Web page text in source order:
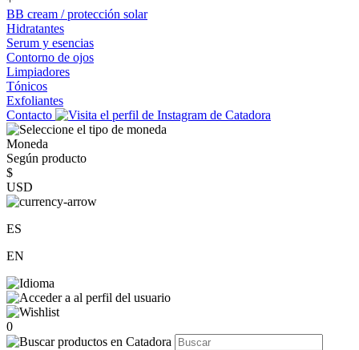
BB cream / protección solar
Hidratantes
Serum y esencias
Contorno de ojos
Limpiadores
Tónicos
Exfoliantes
Contacto
Moneda
Según producto
$
USD
ES
EN
0